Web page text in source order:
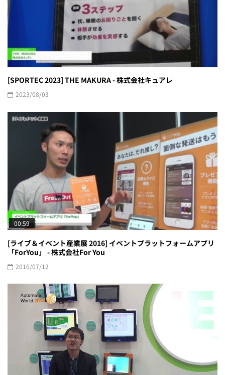
[SPORTEC 2023] THE MAKURA - 株式会社キュアレ
2023/08/03
00:59
[ライブ＆イベント産業展 2016] イベントプラットフォームアプリ
「ForYou」 - 株式会社For You
2016/07/12